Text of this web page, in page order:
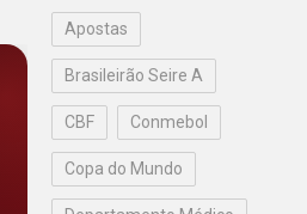
Apostas
Brasileirão Seire A
CBF Conmebol
Copa do Mundo